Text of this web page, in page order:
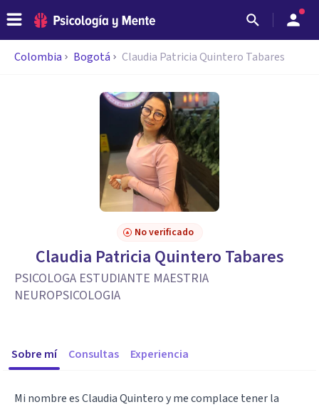
Colombia Bogotá Claudia Patricia Quintero Tabares
No verificado
Claudia Patricia Quintero Tabares
PSICOLOGA ESTUDIANTE MAESTRIA
NEUROPSICOLOGIA
Sobre mí Consultas Experiencia
Mi nombre es Claudia Quintero y me complace tener la